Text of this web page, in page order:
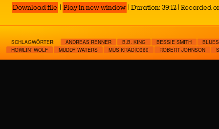
Download file | Play in new window | Duration: 39:12 | Recorded
SCHLAGWÖRTER: ANDREAS RENNER B.B. KING BESSIE SMITH
BLUES
HOWLIN´ WOLF
MUDDY WATERS MUSIKRADIO360 ROBERT JOHNSON